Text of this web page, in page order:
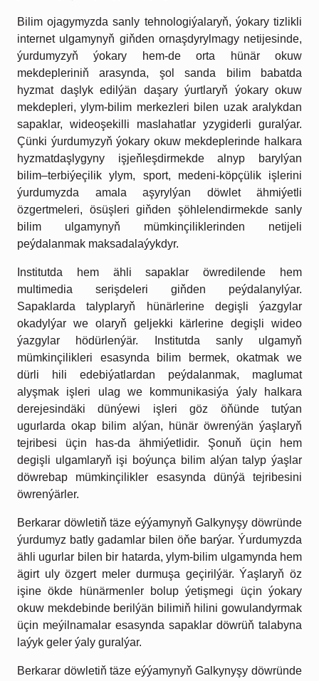
Bilim ojagymyzda sanly tehnologiýalaryň, ýokary tizlikli
internet ulgamynyň giňden ornaşdyrylmagy netijesinde,
ýurdumyzyň ýokary hem-de orta hünär okuw
mekdepleriniň arasynda, şol sanda bilim babatda
hyzmat daşlyk edilýän daşary ýurtlaryň ýokary okuw
mekdepleri, ylym-bilim merkezleri bilen uzak aralykdan
sapaklar, wideoşekilli maslahatlar yzygiderli guralýar.
Çünki ýurdumyzyň ýokary okuw mekdeplerinde halkara
hyzmatdaşlygyny işjeňleşdirmekde alnyp barylýan
bilim–terbiýeçilik ylym, sport, medeni-köpçülik işlerini
ýurdumyzda amala aşyrylýan döwlet ähmiýetli
özgertmeleri, ösüşleri giňden şöhlelendirmekde sanly
bilim ulgamynyň mümkinçiliklerinden netijeli
peýdalanmak maksadalaýykdyr.
Institutda hem ähli
sapaklar öwredilende hem
multimedia
serişdeleri giňden peýdalanylýar.
Sapak larda talyplaryň hünärlerine degişli ýazgylar
okadylýar we olaryň geljekki kärlerine degişli
wideo
ýazgylar hödürlenýär.
Institutda sanly ulgamyň
mümkinçilikleri esasynda bilim bermek, okatmak we
dürli hili edebiýatlardan peýdalanmak, maglumat
alyşmak işleri ulag we kommunikasiýa ýaly halkara
derejesindäki dünýewi işleri göz öňünde tutýan
ugurlarda okap bilim alýan, hünär öwrenýän ýaşlaryň
tejribesi üçin has-da ähmiýetlidir. Şonuň üçin hem
degişli ulgamlaryň işi boýunça bilim alýan talyp ýaşlar
döwrebap mümkinçilikler esasynda dünýä tejribesini
öwrenýärler.
Berkarar döwletiň täze eýýamynyň Galkynyşy döwründe
ýurdumyz batly gadamlar bilen öňe barýar. Ýurdumyzda
ähli ugurlar bilen bir hatarda, ylym-bilim ulgamynda hem
ägirt uly özgert meler durmuşa geçirilýär. Ýaşlaryň öz
işine ökde hünärmenler bolup ýetişmegi
üçin ýokary
okuw mekdebinde berilýän bilimiň hilini gowulandyrmak
üçin meýilnamalar esasynda sapaklar döwrüň talabyna
laýyk geler ýaly guralýar.
Berkarar döwletiňtäze eýýamynyň Galkynyşydöwründe